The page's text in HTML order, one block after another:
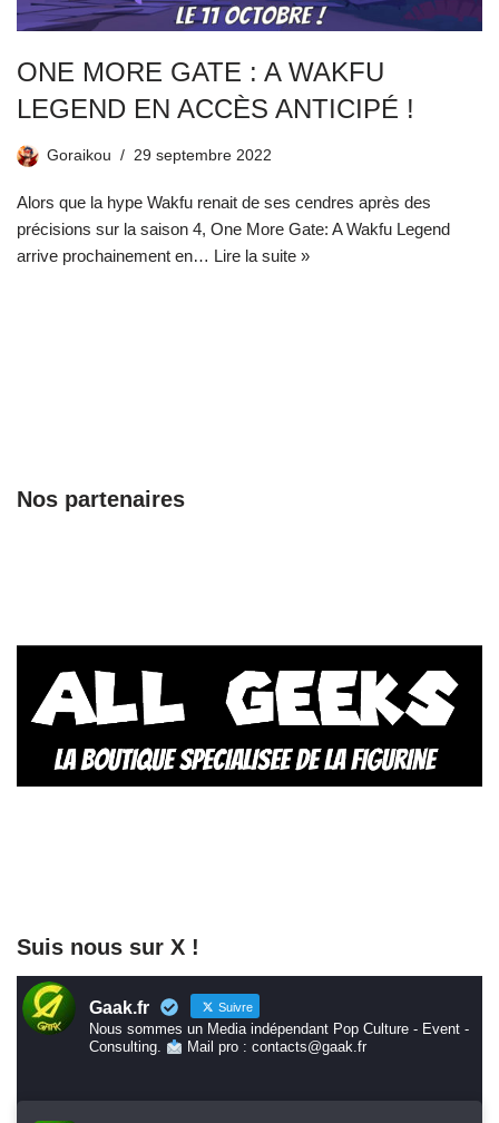
ONE MORE GATE : A WAKFU
LEGEND EN ACCÈS ANTICIPÉ !
Goraikou 29 septembre 2022
Alors que la hype Wakfu renait de ses cendres après des
précisions sur la saison 4, One More Gate: A Wakfu Legend
arrive prochainement en… Lire la suite »
Nos partenaires
Suis nous sur X !
Gaak.fr Suivre
Nous sommes un Media indépendant Pop Culture - Event -
Consulting.
Mail pro : contacts@gaak.fr